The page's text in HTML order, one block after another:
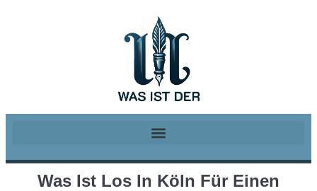
Was Ist Los In Köln Für Einen